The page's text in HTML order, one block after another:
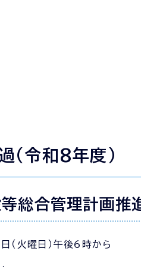
（令和8年度）
総合管理計画推
（火曜日）午後6時から